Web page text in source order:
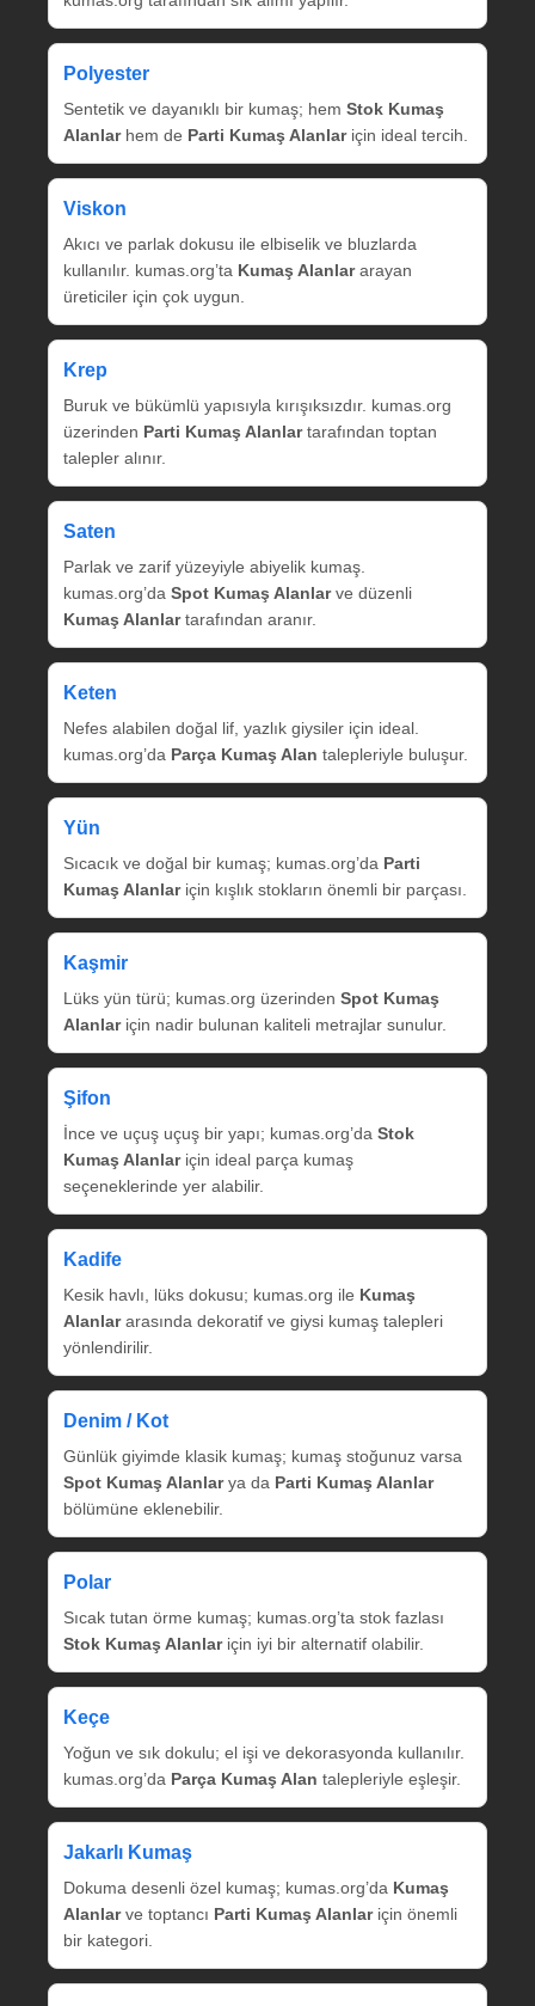
Polyester
Sentetik ve dayanıklı bir kumaş; hem Stok Kumaş
Alanlarhem de Parti Kumaş Alanlariçin ideal tercih.
Viskon
Akıcı ve parlak dokusu ile elbiselik ve bluzlarda
kullanılır. kumas.org’ta Kumaş Alanlararayan
üreticiler için çok uygun.
Krep
Buruk ve bükümlü yapısıyla kırışıksızdır. kumas.org
üzerinden Parti Kumaş Alanlartarafından toptan
talepler alınır.
Saten
Parlak ve zarif yüzeyiyle abiyelik kumaş.
kumas.org’da Spot Kumaş Alanlarve düzenli
Kumaş Alanlartarafından aranır.
Keten
Nefes alabilen doğal lif, yazlık giysiler için ideal.
kumas.org’da Parça Kumaş Alan talepleriyle buluşur.
Yün
Sıcacık ve doğal bir kumaş; kumas.org’da Parti
Kumaş Alanlariçin kışlık stokların önemli bir parçası.
Kaşmir
Lüks yün türü; kumas.org üzerinden Spot Kumaş
Alanlariçin nadir bulunan kaliteli metrajlar sunulur.
Şifon
İnce ve uçuş uçuş bir yapı; kumas.org’da Stok
Kumaş Alanlariçin ideal parça kumaş
seçeneklerinde yer alabilir.
Kadife
Kesik havlı, lüks dokusu; kumas.org ile Kumaş
Alanlararasında dekoratif ve giysi kumaş talepleri
yönlendirilir.
Denim / Kot
Günlük giyimde klasik kumaş; kumaş stoğunuz varsa
Spot Kumaş Alanlarya da Parti Kumaş Alanlar
bölümüne eklenebilir.
Polar
Sıcak tutan örme kumaş; kumas.org’ta stok fazlası
Stok Kumaş Alanlariçin iyi bir alternatif olabilir.
Keçe
Yoğun ve sık dokulu; el işi ve dekorasyonda kullanılır.
kumas.org’da Parça Kumaş Alan talepleriyle eşleşir.
Jakarlı Kumaş
Dokuma desenli özel kumaş; kumas.org’da Kumaş
Alanlarve toptancı Parti Kumaş Alanlariçin önemli
bir kategori.